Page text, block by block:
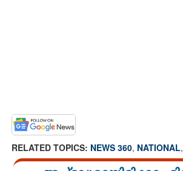
RELATED TOPICS: NEWS 360, NATIONAL,